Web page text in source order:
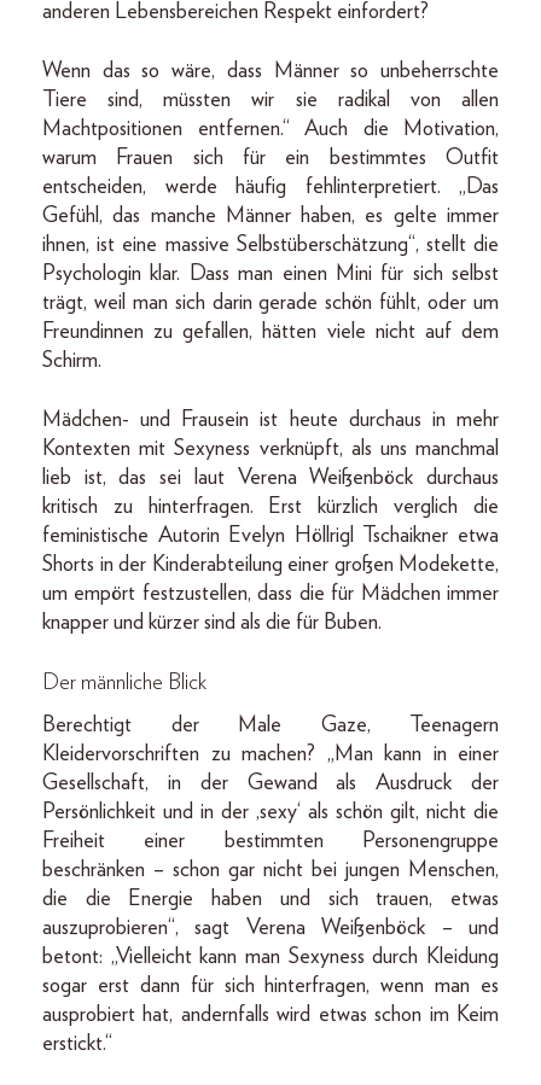
anderen Lebensbereichen Respekt einfordert?
Wenn das so wäre, dass Männer so unbeherrschte
Tiere sind, müssten wir sie radikal von allen
Machtpositionen entfernen.“ Auch die Motivation,
warum Frauen sich für ein bestimmtes Outfit
entscheiden, werde häufig fehlinterpretiert. „Das
Gefühl, das manche Männer haben, es gelte immer
ihnen, ist eine massive Selbstüberschätzung“, stellt die
Psychologin klar. Dass man einen Mini für sich selbst
trägt, weil man sich darin gerade schön fühlt, oder um
Freundinnen zu gefallen, hätten viele nicht auf dem
Schirm.
Mädchen- und Frausein ist heute durchaus in mehr
Kontexten mit Sexyness verknüpft, als uns manchmal
lieb ist, das sei laut Verena Weißenböck durchaus
kritisch zu hinterfragen. Erst kürzlich verglich die
feministische Autorin Evelyn Höllrigl Tschaikner etwa
Shorts in der Kinderabteilung einer großen Modekette,
um empört festzustellen, dass die für Mädchen immer
knapper und kürzer sind als die für Buben.
Der männliche Blick
Berechtigt der Male Gaze, Teenagern
Kleidervorschriften zu machen? „Man kann in einer
Gesellschaft, in der Gewand als Ausdruck der
Persönlichkeit und in der ,sexy‘ als schön gilt, nicht die
Freiheit einer bestimmten Personengruppe
beschränken – schon gar nicht bei jungen Menschen,
die die Energie haben und sich trauen, etwas
auszuprobieren“, sagt Verena Weißenböck – und
betont: „Vielleicht kann man Sexyness durch Kleidung
sogar erst dann für sich hinterfragen, wenn man es
ausprobiert hat, andernfalls wird etwas schon im Keim
erstickt.“